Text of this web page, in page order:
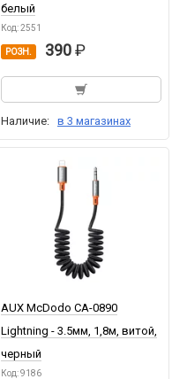
белый
Код: 2551
РОЗН. 390
Наличие: в 3 магазинах
AUX McDodo CA-0890
Lightning - 3.5мм, 1,8м, витой,
черный
Код: 9186